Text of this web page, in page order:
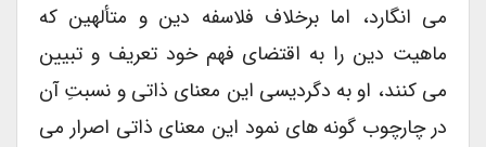
می انگارد، اما برخلاف فلاسفه دین و متألهین که
ماهیت دین را به اقتضای فهم خود تعریف و تبیین
می کنند، او به دگردیسی این معنای ذاتی و نسبتِ آن
در چارچوب گونه های نمود این معنای ذاتی اصرار می